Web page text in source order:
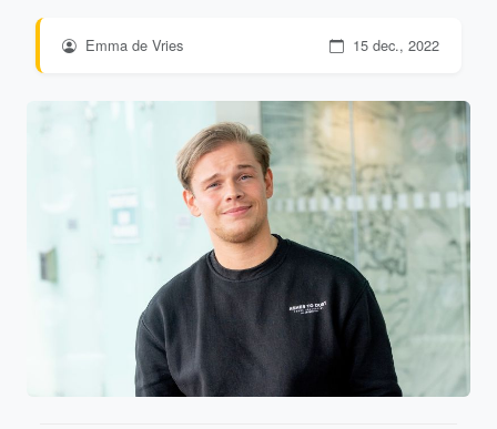
Emma de Vries 15 dec., 2022